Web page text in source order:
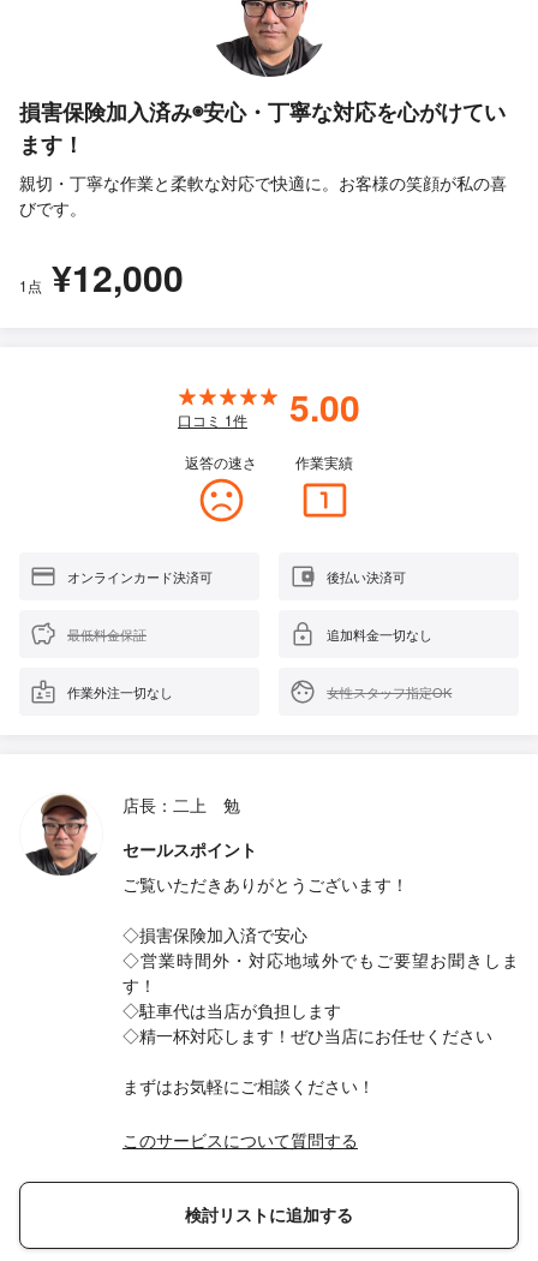
損害保険加入済み◉安心・丁寧な対応を心がけてい
ます！
親切・丁寧な作業と柔軟な対応で快適に。お客様の笑顔が私の喜
びです。
1点 ¥12,000
口コミ 1件 5.00
返答の速さ 作業実績
オンラインカード決済可 後払い決済可
最低料金保証 追加料金一切なし
作業外注一切なし 女性スタッフ指定OK
店長：二上 勉
セールスポイント
ご覧いただきありがとうございます！
◇損害保険加入済で安心
◇営業時間外・対応地域外でもご要望お聞きしま
す！
◇駐車代は当店が負担します
◇精一杯対応します！ぜひ当店にお任せください
まずはお気軽にご相談ください！
このサービスについて質問する
検討リストに追加する